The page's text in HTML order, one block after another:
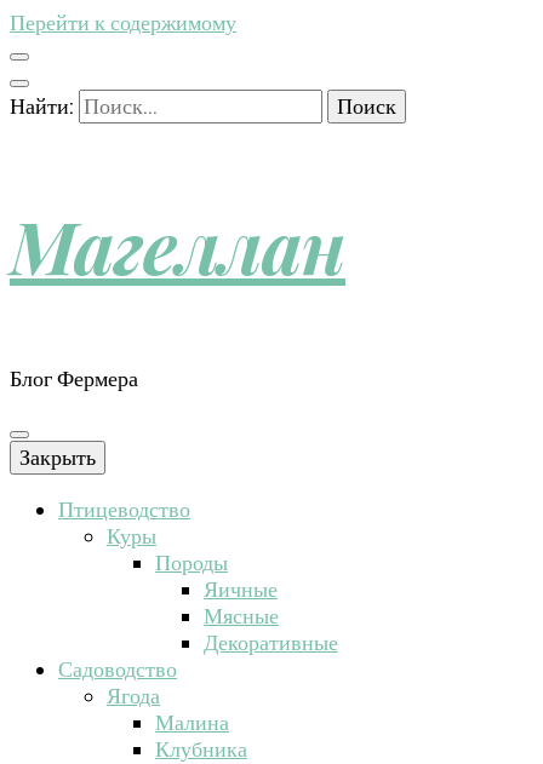
Перейти к содержимому
Найти:
Магеллан
Блог Фермера
Закрыть
Птицеводство
Куры
Породы
Яичные
Мясные
Декоративные
Садоводство
Ягода
Малина
Клубника